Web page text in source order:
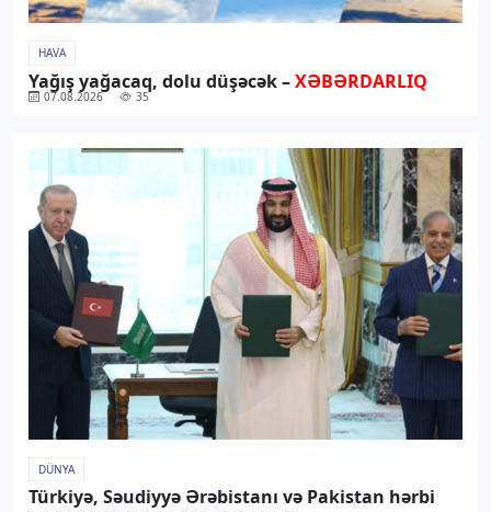
HAVA
Yağış yağacaq, dolu düşəcək –XƏBƏRDARLIQ
07.08.2026 35
DÜNYA
Türkiyə, Səudiyyə Ərəbistanı və Pakistan hərbi